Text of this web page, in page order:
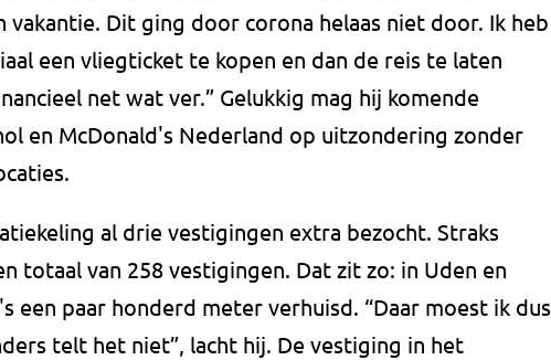
vakantie. Dit ging door corona helaas niet door. Ik heb
een vliegticket te kopen en dan de reis te laten
net wat ver.” Gelukkig mag hij komende
en McDonald's Nederland op uitzondering zonder
al drie vestigingen extra bezocht. Straks
totaal van 258 vestigingen. Dat zit zo: in Uden en
een paar honderd meter verhuisd. “Daar moest ik dus
telt het niet”, lacht hij. De vestiging in het